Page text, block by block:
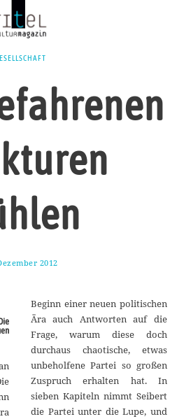
2012
ä
z
0
1
4
Beginn einer neuen politischen
Ära auch Antworten auf die
Frage, warum diese doch
durchaus chaotische, etwas
unbeholfene Partei so großen
Zuspruch erhalten hat. In
sieben Kapiteln nimmt Seibert
die Partei unter die Lupe, und